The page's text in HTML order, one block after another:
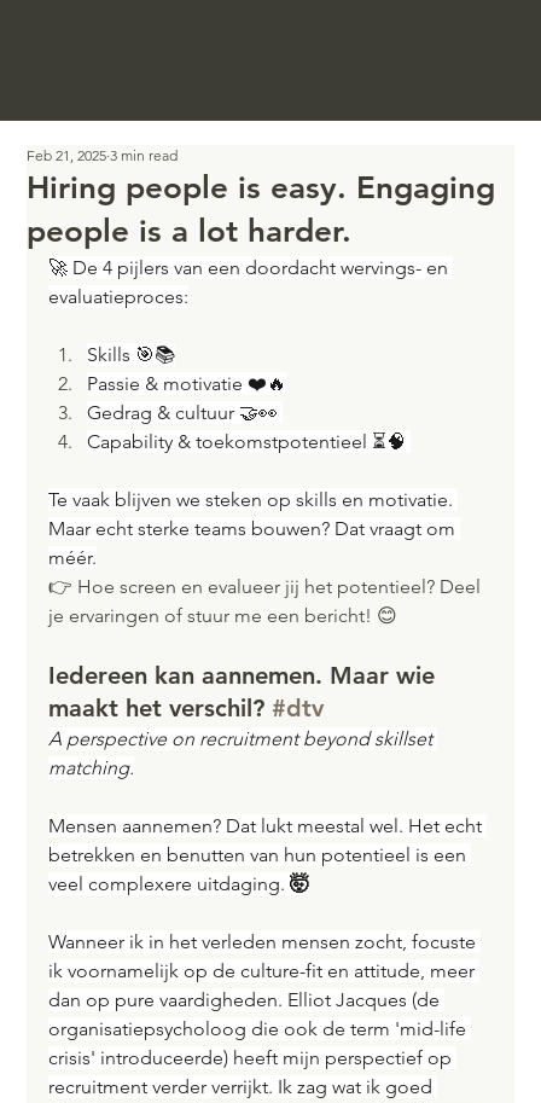
Hiring people is easy. Engaging
people is a lot harder.
Feb 21, 2025 3 min read
🚀 De 4 pijlers van een doordacht wervings- en
evaluatieproces:
Skills 🎯📚
Passie & motivatie ❤️🔥
Gedrag & cultuur 🤝👀
Capability & toekomstpotentieel ⏳🧠
Te vaak blijven we steken op skills en motivatie.
Maar echt sterke teams bouwen? Dat vraagt om
méér.
👉 Hoe screen en evalueer jij het potentieel? Deel
je ervaringen of stuur me een bericht! 😊
Iedereen kan aannemen. Maar wie
maakt het verschil? #dtv
A perspective on recruitment beyond skillset
matching.
Mensen aannemen? Dat lukt meestal wel. Het echt
betrekken en benutten van hun potentieel is een
veel complexere uitdaging. 🤯
Wanneer ik in het verleden mensen zocht, focuste
ik voornamelijk op de culture-fit en attitude, meer
dan op pure vaardigheden. Elliot Jacques (de
organisatiepsycholoog die ook de term 'mid-life
crisis' introduceerde) heeft mijn perspectief op
recruitment verder verrijkt. Ik zag wat ik goed